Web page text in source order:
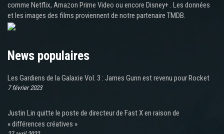
comme Netflix, Amazon Prime Video ou encore Disney+ . Les données
et les images des films proviennent de notre partenaire TMDB.
News populaires
Les Gardiens de la Galaxie Vol. 3 : James Gunn est revenu pour Rocket
7 février 2023
Justin Lin quitte le poste de directeur de Fast X en raison de
« différences créatives »